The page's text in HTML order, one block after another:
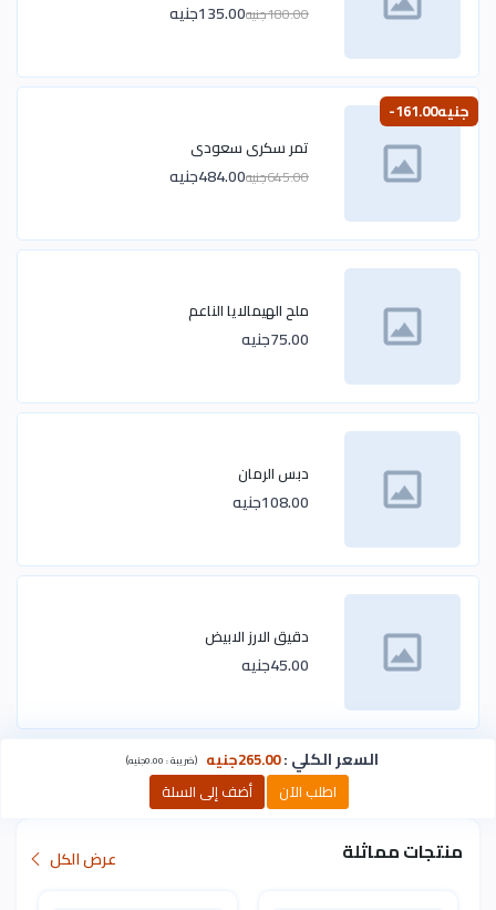
180.00جنيه 135.00جنيه
-161.00جنيه
تمر سكرى سعودى
645.00جنيه 484.00جنيه
ملح الهيمالايا الناعم
75.00جنيه
دبس الرمان
108.00جنيه
دقيق الارز الابيض
45.00جنيه
السعر الكلي:265.00جنيه (ضريبة :0.00جنيه )
اطلب الآن أضف إلى السلة
منتجات مماثلة عرض الكل